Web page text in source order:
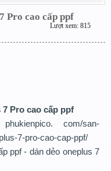
Pro cao cấp ppf
Lượt xem: 815
Pro cao cấp ppf
com/san-
7-pro-cao-cap-ppf/
ppf - dán dẻo oneplus 7